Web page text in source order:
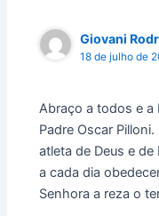
Giovani
18 de julho de
Abraço a todos e
Padre Oscar
atleta de Deus e
a cada dia
Senhora a reza o